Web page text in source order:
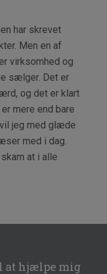
har skrevet
Men en af
virksomhed og
sælger. Det er
og det er klart
mere end bare
jeg med glæde
med i dag.
at i alle
at hjælpe mig